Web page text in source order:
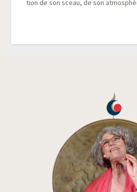
tion de son sceau, de son